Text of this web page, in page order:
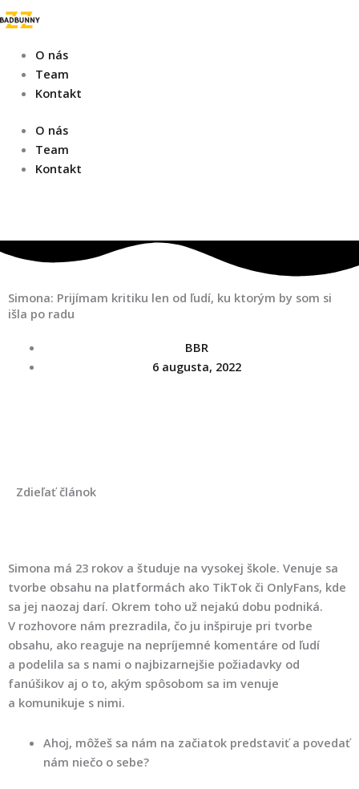
Preskočiť
na
O nás
Team
Kontakt
O nás
Team
Kontakt
o
u
t
u
Simona: Prijímam kritiku len od ľudí, ku ktorým by som si
išla po radu
BBR
6 augusta, 2022
Zdieľať článok
Simona má 23 rokov a študuje na vysokej škole. Venuje sa
tvorbe obsahu na platformách ako TikTok či OnlyFans, kde
sa jej naozaj darí. Okrem toho už nejakú dobu podniká.
V rozhovore nám prezradila, čo ju inšpiruje pri tvorbe
obsahu, ako reaguje na nepríjemné komentáre od ľudí
a podelila sa s nami o najbizarnejšie požiadavky od
fanúšikov aj o to, akým spôsobom sa im venuje
a komunikuje s nimi.
Ahoj, môžeš sa nám na začiatok predstaviť a povedať
nám niečo o sebe?